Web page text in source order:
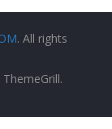
. All rights
ThemeGrill.